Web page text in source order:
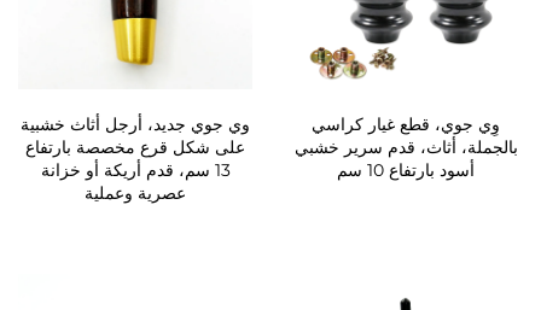
وِي جوي، قطع غيار كراسي
بالجملة، أثاث، قدم سرير خشبي
أسود بارتفاع 10 سم
وي جوي جديد، أرجل أثاث خشبية
على شكل قرع مخصصة بارتفاع
13 سم، قدم أريكة أو خزانة
عصرية وعملية